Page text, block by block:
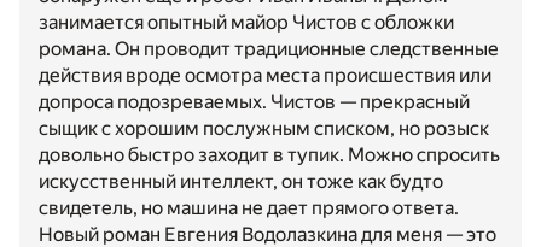
занимается опытный майор Чистов с обложки
романа. Он проводит традиционные следственные
действия вроде осмотра места происшествия или
допроса подозреваемых. Чистов — прекрасный
сыщик с хорошим послужным списком, но розыск
довольно быстро заходит в тупик. Можно спросить
искусственный интеллект, он тоже как будто
свидетель, но машина не дает прямого ответа.
Новый роман Евгения Водолазкина для меня — это